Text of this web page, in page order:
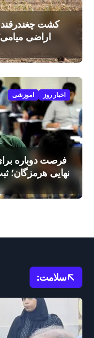
اراضی
اخبار روز اموزشی
فرصت دوباره
سلامت: